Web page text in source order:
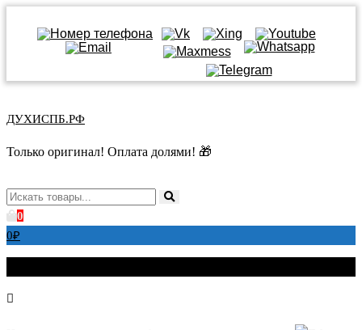
содержимому
ДУХИСПБ.РФ
Только оригинал! Оплата долями! 🎁
0
0₽